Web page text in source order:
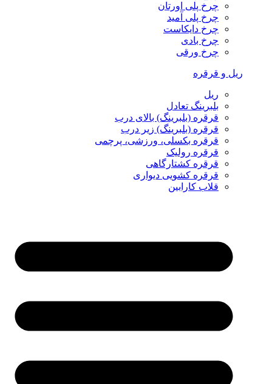
چرخ پلی اورتان
چرخ پلی آمید
چرخ دایکاست
چرخ بادی
چرخ ورقی
ریل و قرقره
ریل
بلبرینگ تعادل
قرقره (بلبرینگ) بالای درب
قرقره (بلبرینگ) زیر درب
قرقره بکسلی، ورزشی، پرچمی
قرقره رولیک
قرقره کشتارگاهی
قرقره کشویی دیواری
قلاب کارابین